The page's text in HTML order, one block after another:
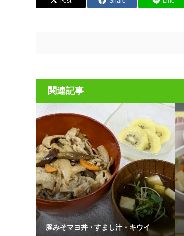
関連記事
豚みそマヨ丼・すまし汁・キウイ